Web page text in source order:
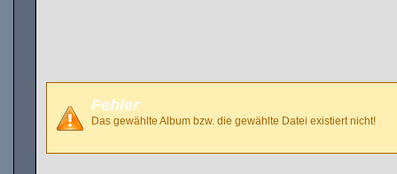
Fehler
Das gewählte Album bzw. die gewählte Datei existiert nicht!